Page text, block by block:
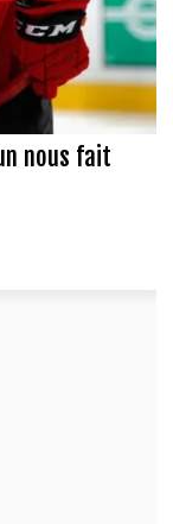
nous fait